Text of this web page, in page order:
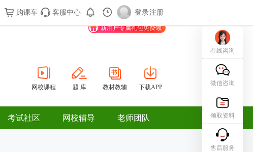
购课车 客服中心 登录|注册
购课车 登录/注册
新用户专属礼包免费领
网校课程 题 库 教材教辅 下载APP
考试社区 网校辅导 老师团队
在线咨询
微信咨询
领取资料
售后服务